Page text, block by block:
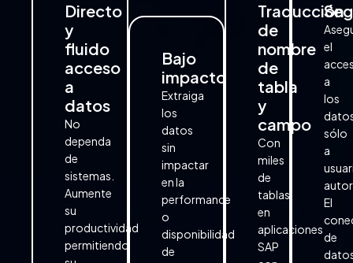
Directo
y
fluido
acceso
a
datos
No
dependa
de
sistemas.
Aumente
su
productividad
permitiendo
Bajo
impacto
Extraiga
los
datos
sin
impactar
en la
performance
o
disponibilidad
de
Traducción
de
nombre
de
tabla
y
campo
Con
miles
de
tablas
en
aplicaciones
SAP
el
a
los
sólo
a
El
de